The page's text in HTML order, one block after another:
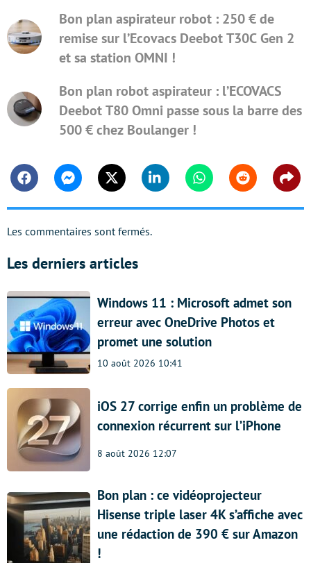
Bon plan aspirateur robot : 250 € de
remise sur l’Ecovacs Deebot T30C Gen 2
et sa station OMNI !
Bon plan robot aspirateur : l’ECOVACS
Deebot T80 Omni passe sous la barre des
500 € chez Boulanger !
FacebookMessengerTwitter Linkedin WhatsappReddit
Les commentaires sont fermés.
Les derniers articles
Windows 11 : Microsoft admet son
erreur avec OneDrive Photos et
promet une solution
10 août 2026 10:41
iOS 27 corrige enfin un problème de
connexion récurrent sur l’iPhone
8 août 2026 12:07
Bon plan : ce vidéoprojecteur
Hisense triple laser 4K s’affiche avec
une rédaction de 390 € sur Amazon
!